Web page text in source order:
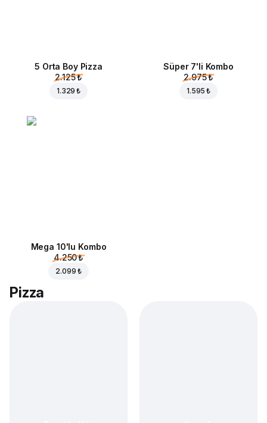
5 Orta Boy Pizza
2.125 ₺
1.329 ₺
Süper 7'li Kombo
2.975 ₺
1.595 ₺
Mega 10'lu Kombo
4.250 ₺
2.099 ₺
Pizza